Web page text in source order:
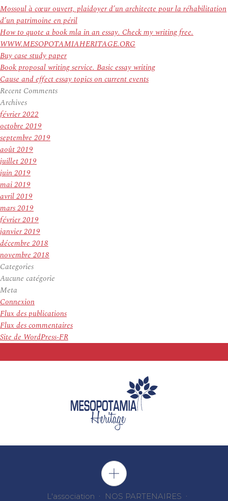
:Mossoul à cœur ouvert, plaidoyer d’un architecte pour la réhabilitation
d’un patrimoine en péril
How to quote a book mla in an essay. Check my writing free.
WWW.MESOPOTAMIAHERITAGE.ORG
Buy case study paper
Book proposal writing service. Basic essay writing
Cause and effect essay topics on current events
Recent Comments
Archives
février 2022
octobre 2019
septembre 2019
août 2019
juillet 2019
juin 2019
mai 2019
avril 2019
mars 2019
février 2019
janvier 2019
décembre 2018
novembre 2018
Categories
Aucune catégorie
Meta
Connexion
Flux des publications
Flux des commentaires
Site de WordPress-FR
L'association NOS PARTENAIRES